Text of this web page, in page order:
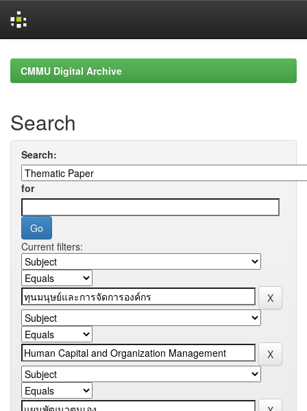
navigationCMMU Digital Archive
Search
Search:
for
Current filters: